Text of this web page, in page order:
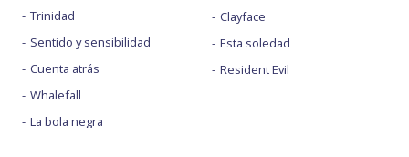
Trinidad
Sentido y sensibilidad
Cuenta atrás
Whalefall
La bola negra
Clayface
Esta soledad
Resident Evil